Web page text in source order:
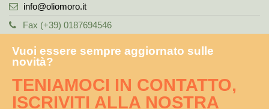
info@oliomoro.it
Fax (+39) 0187694546
Vuoi essere sempre aggiornato sulle
novità?
TENIAMOCI IN CONTATTO,
ISCRIVITI ALLA NOSTRA